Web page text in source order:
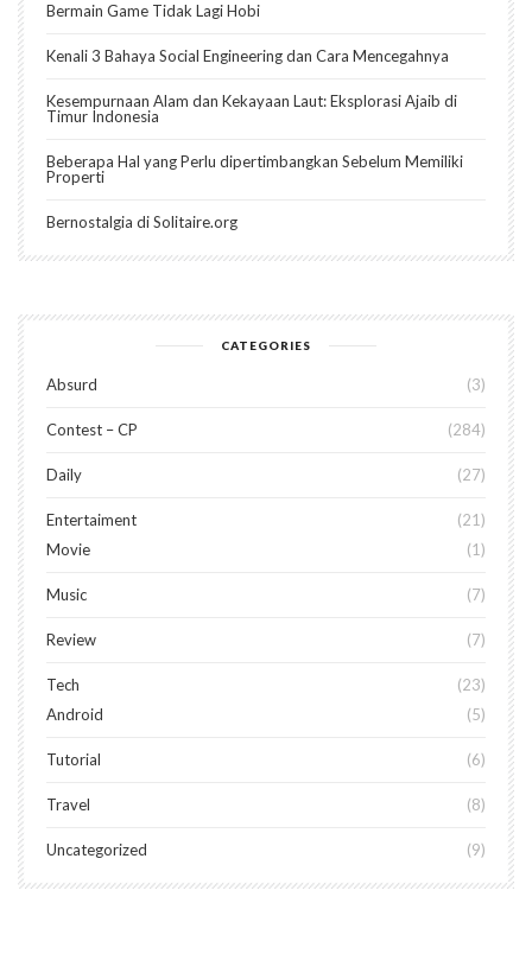
Bermain Game Tidak Lagi Hobi
Kenali 3 Bahaya Social Engineering dan Cara Mencegahnya
Kesempurnaan Alam dan Kekayaan Laut: Eksplorasi Ajaib di
Timur Indonesia
Beberapa Hal yang Perlu dipertimbangkan Sebelum Memiliki
Properti
Bernostalgia di Solitaire.org
CATEGORIES
Absurd 3
Contest – CP 284
Daily 27
Entertaiment
21
Movie
1
Music 7
Review 7
Tech
23
Android
5
Tutorial 6
Travel 8
Uncategorized 9